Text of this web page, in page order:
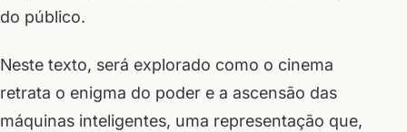
do público.
Neste texto, será explorado como o cinema
retrata o enigma do poder e a ascensão das
máquinas inteligentes, uma representação que,